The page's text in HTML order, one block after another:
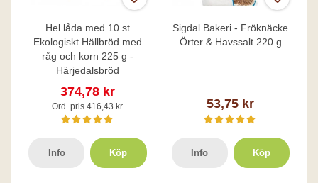
Hel låda med 10 st
Ekologiskt Hällbröd med
råg och korn 225 g -
Härjedalsbröd
374,78 kr
Ord. pris 416,43 kr
Info Köp
Sigdal Bakeri - Fröknäcke
Örter & Havssalt 220 g
53,75 kr
Info Köp